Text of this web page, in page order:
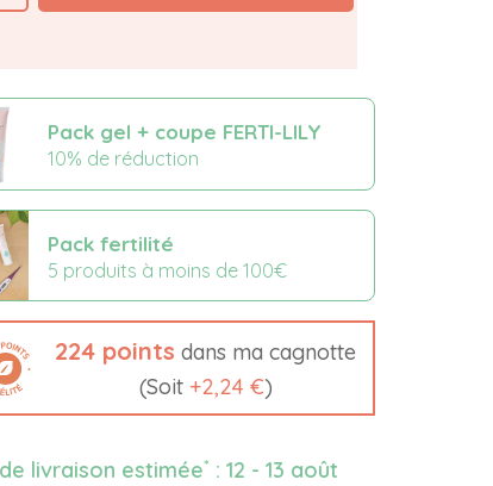
Pack gel + coupe FERTI-LILY
10% de réduction
Pack fertilité
5 produits à moins de 100€
224 points dans ma cagnotte
(Soit +2,24 €)
livraison estimée* : 12 - 13 août